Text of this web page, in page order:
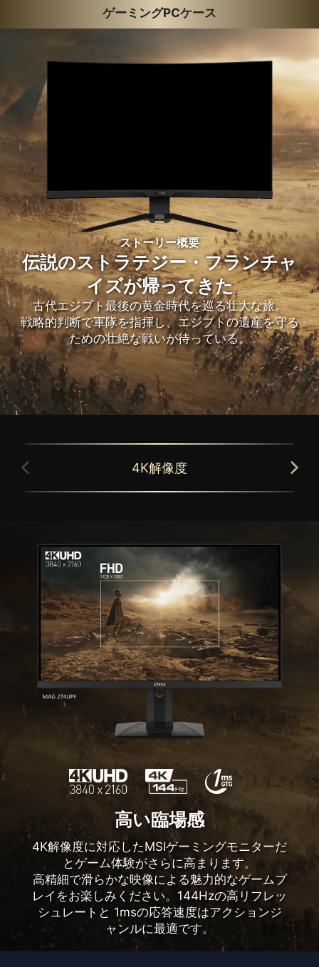
ゲーミングPCケース
ストーリー概要
伝説のストラテジー・フランチャ
イズが帰ってきた
古代エジプト最後の黄金時代を巡る壮大な旅。
戦略的判断で軍隊を指揮し、エジプトの遺産を守る
ための壮絶な戦いが待っている。
4K解像度
高い臨場感
4K解像度に対応したMSIゲーミングモニターだ
とゲーム体験がさらに高まります。
高精細で滑らかな映像による魅力的なゲームプ
レイをお楽しみください。144Hzの高リフレッ
シュレートと 1msの応答速度はアクションジ
ャンルに最適です。
量子ドット搭載モニター
色純度の高い発色による鮮やかな映像
量子ドット搭載により、発色の色純度が上がり
広色域に対応します。sRGBカバー率：
99.5％、AdobeRGBカバー率：93.7％、DCI-
P3カバー率：96.8％により高い色再現率を実
現します。
MSIゲーミングモニターはHDRに対応してお
り、もっとも明るい箇所と暗い箇所のどちら
の階調も犠牲にすることなくリアルな表現が
可能で、メリハリのある映像を体験できま
す。
GAMING INTELLIGENCE対応
ユーティリティソフトのGaming Intelligence
をインストールすることにより、キーボード・
マウスを使用して簡単にモニターの設定変更が
可能です。
*The actual software interface and function
specifications will vary depending on the software
version and monitor model.
モニターに接続したキーボード・マウス等の2台のデバ
イスを2台のPC間で共有することが可能です。